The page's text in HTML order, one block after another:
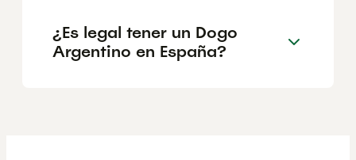
¿Es legal tener un Dogo
Argentino en España?